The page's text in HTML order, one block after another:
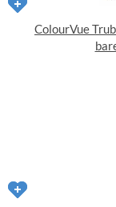
ColourVue